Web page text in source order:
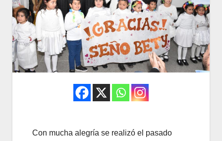
Con mucha alegría se realizó el pasado